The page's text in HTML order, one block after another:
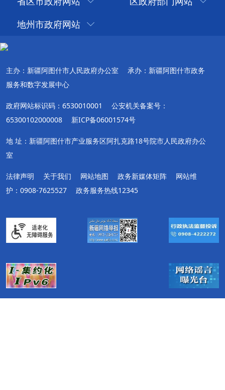
地州市政府网站
主办：新疆阿图什市人民政府办公室
承办：新疆阿图什市政务
服务和数字发展中心
政府网站标识码：6530010001
公安机关备案号：
65300102000008
新ICP备06001574号
地 址：新疆阿图什市产业服务区阿扎克路18号院市人民政府办公
室
法律声明 关于我们 网站地图 政务新媒体矩阵
网站维
护：0908-7625527
政务服务热线12345